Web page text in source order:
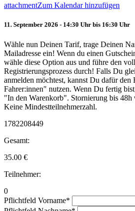
attachmentZum Kalendar hinzufügen
11. September 2026 - 14:30 Uhr bis 16:30 Uhr
Wähle nun Deinen Tarif, trage Deinen
Mailadresse ein! Wenn du einen
wähle diese Option aus und führe den
Registrierungsprozess durch! Falls Du
anmelden möchtest, kannst Du dafür den
Fahrer:innen" nutzen. Wenn Du fertig
"In den Warenkorb". Stornierung bis
Keine Mindestteilnehmerzahl.
1782208449
Gesamt:
35.00 €
Teilnehmer:
0
Pflichtfeld Vorname*